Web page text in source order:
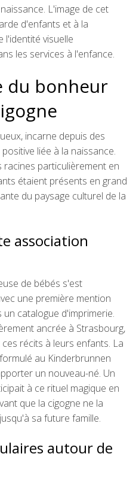
L'image de cet
d'enfants et à la
l'identité visuelle
les services à l'enfance.
du bonheur
incarne depuis des
liée à la naissance.
particulièrement en
étaient présents en grand
du paysage culturel de la
association
de bébés s'est
une première mention
catalogue d'imprimerie.
ancrée à Strasbourg,
récits à leurs enfants. La
au Kinderbrunnen
un nouveau-né. Un
à ce rituel magique en
que la cigogne ne la
sa future famille.
autour de